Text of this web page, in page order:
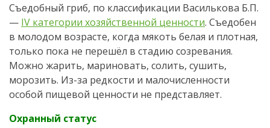
Съедобный гриб, по классификации Василькова Б.П.
— IV категории хозяйственной ценности. Съедобен
в молодом возрасте, когда мякоть белая и плотная,
только пока не перешёл в стадию созревания.
Можно жарить, мариновать, солить, сушить,
морозить. Из-за редкости и малочисленности
особой пищевой ценности не представляет.
Охранный статус